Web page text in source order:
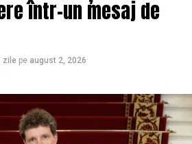
a tinerilor familii!
într-un mesaj de
zile pe august 2, 2026